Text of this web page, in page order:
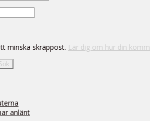
minska skräppost. Lär dig om hur din
anlänt